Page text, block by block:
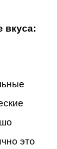
вкуса:
это